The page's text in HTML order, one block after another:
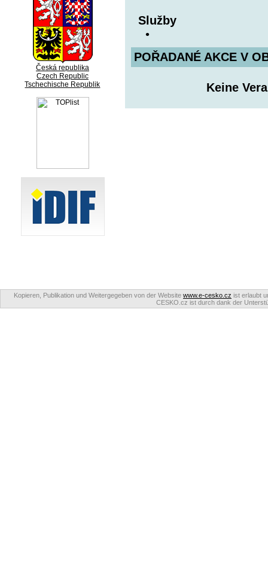
Česká republika
Czech Republic
Tschechische Republik
Služby
•
POŘADANÉ AKCE V
Keine
Kopieren, Publikation und Weitergegeben von der Website www.e-cesko.cz ist erlaubt
CESKO.cz ist durch dank der